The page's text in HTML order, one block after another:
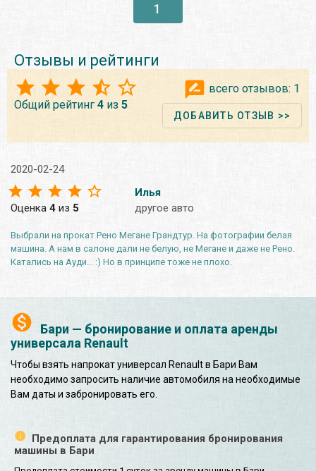
Бари — бронирование и оплата аренды
универсала Renault
Чтобы взять напрокат универсал Renault в Бари Вам
необходимо запросить наличие автомобиля на необходимые
Вам даты и забронировать его.
Предоплата для гарантирования бронирования
машины в Бари
1
Отзывы и рейтинги
Общий рейтинг 4 из 5
всего отзывов: 1
ДОБАВИТЬ ОТЗЫВ >>
2020-02-24
Оценка 4 из 5
Илья
другое авто
Выбрали на прокат Рено Мегане Грандтур. На фотографии белая
машина. А нам в салоне дали не белую, не Мегане и даже не Рено.
Катались на Ауди... :) Но в принципе тоже не плохо.